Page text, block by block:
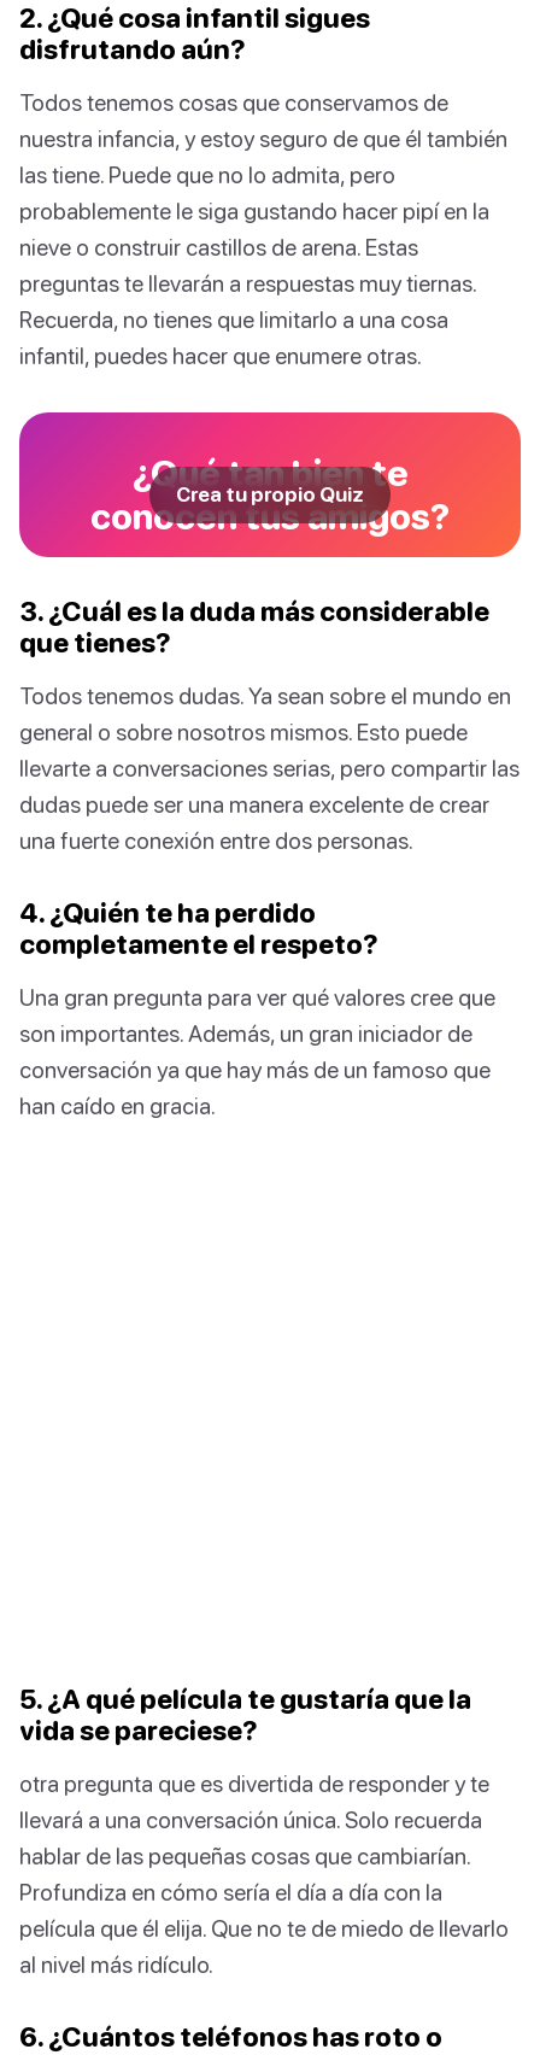
2. ¿Qué cosa infantil sigues
disfrutando aún?
Todos tenemos cosas que conservamos de
nuestra infancia, y estoy seguro de que él también
las tiene. Puede que no lo admita, pero
probablemente le siga gustando hacer pipí en la
nieve o construir castillos de arena. Estas
preguntas te llevarán a respuestas muy tiernas.
Recuerda, no tienes que limitarlo a una cosa
infantil, puedes hacer que enumere otras.
¿Qué tan bien te
conocen tus amigos?
Crea tu propio Quiz
3. ¿Cuál es la duda más considerable
que tienes?
Todos tenemos dudas. Ya sean sobre el mundo en
general o sobre nosotros mismos. Esto puede
llevarte a conversaciones serias, pero compartir las
dudas puede ser una manera excelente de crear
una fuerte conexión entre dos personas.
4. ¿Quién te ha perdido
completamente el respeto?
Una gran pregunta para ver qué valores cree que
son importantes. Además, un gran iniciador de
conversación ya que hay más de un famoso que
han caído en gracia.
5. ¿A qué película te gustaría que la
vida se pareciese?
otra pregunta que es divertida de responder y te
llevará a una conversación única. Solo recuerda
hablar de las pequeñas cosas que cambiarían.
Profundiza en cómo sería el día a día con la
película que él elija. Que no te de miedo de llevarlo
al nivel más ridículo.
6. ¿Cuántos teléfonos has roto o